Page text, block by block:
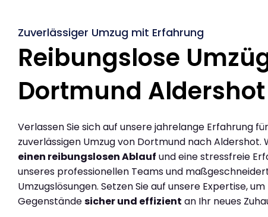
Zuverlässiger Umzug mit Erfahrung
Reibungslose
Dortmund Aldershot
Verlassen Sie sich auf unsere jahrelange Erfahrung
zuverlässigen Umzug von Dortmund nach Aldershot.
einen reibungslosen Ablauf und eine stressfreie
unseres professionellen Teams und
Umzugslösungen. Setzen Sie auf unsere Expertise,
Gegenständesicher und effizient an Ihr neues